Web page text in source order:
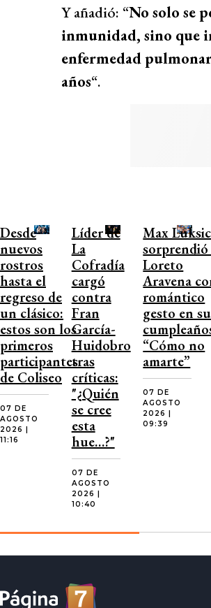
Y añadió: “No solo se
inmunidad, sino que
enfermedad
años“.
Desde
nuevos
rostros
hasta el
regreso de
un clásico:
estos son los
primeros
participantes
de Coliseo
07 DE
AGOSTO
2026 |
11:16
Líder de
La
Cofradía
cargó
contra
Fran
García-
Huidobro
tras
críticas:
"¿Quién
se cree
esta
hue…?"
07 DE
AGOSTO
2026 |
10:40
Max Luksic
sorprendió
Loreto
Aravena
romántico
gesto en su
“Cómo no
amarte”
07 DE
AGOSTO
2026 |
09:39